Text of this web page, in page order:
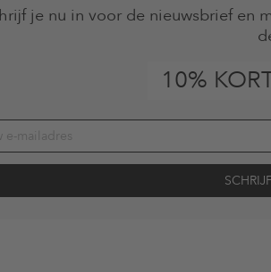
je nu in voor de nieuwsbrief en
10%